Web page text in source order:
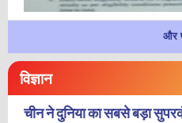
और
विज्ञान
चीन ने दुनिया का सबसे बड़ा